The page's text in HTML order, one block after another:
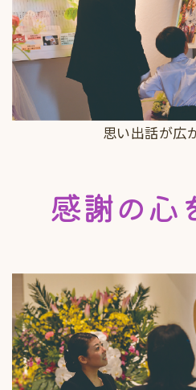
思い出話が広
感謝の心